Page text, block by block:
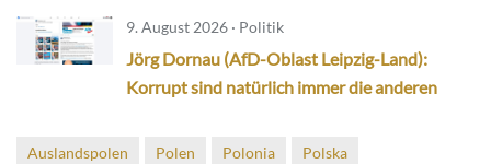
9. August 2026 · Politik
Jörg Dornau (AfD-Oblast Leipzig-Land):
Korrupt sind natürlich immer die anderen
Auslandspolen Polen Polonia
Polska